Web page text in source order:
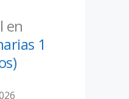
en
1